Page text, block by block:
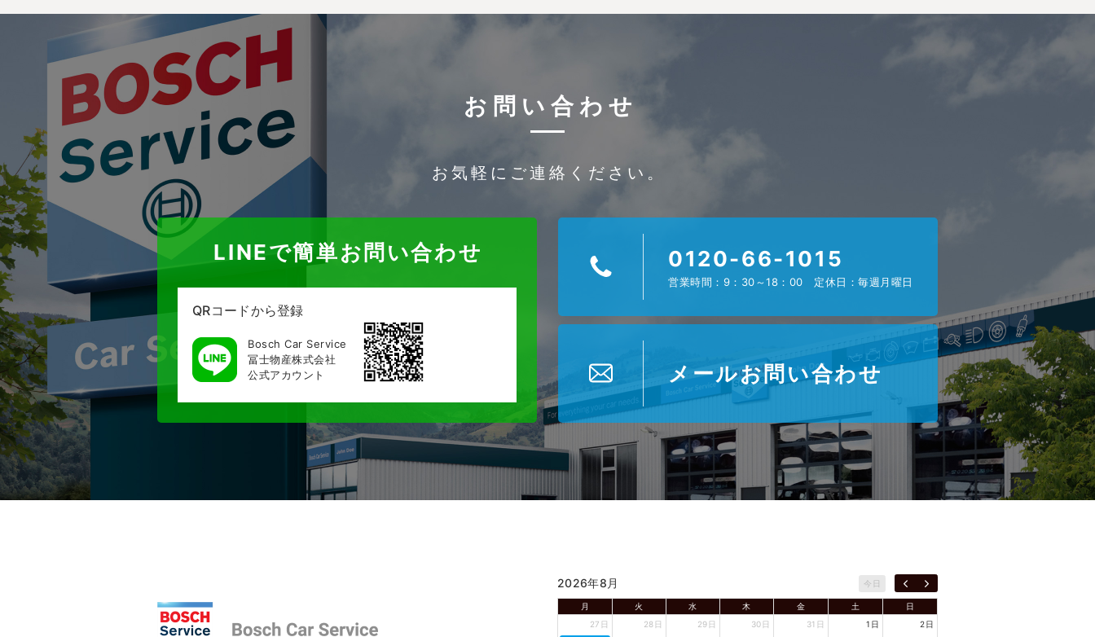
お問い合わせ
お気軽にご連絡ください。
LINEで簡単お問い合わせ
QRコードから登録
Bosch Car Service
冨士物産株式会社
公式アカウント
0120-66-1015
営業時間：9：30～18：00 定休日：毎週月曜日
メールお問い合わせ
2026年8月 今日
月 火 水 木 金 土
日
27日
28日 29日 30日 31日 1日 2日